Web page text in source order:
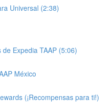
Universal (2:38)
Expedia TAAP (5:06)
México
(¡Recompensas para ti!)